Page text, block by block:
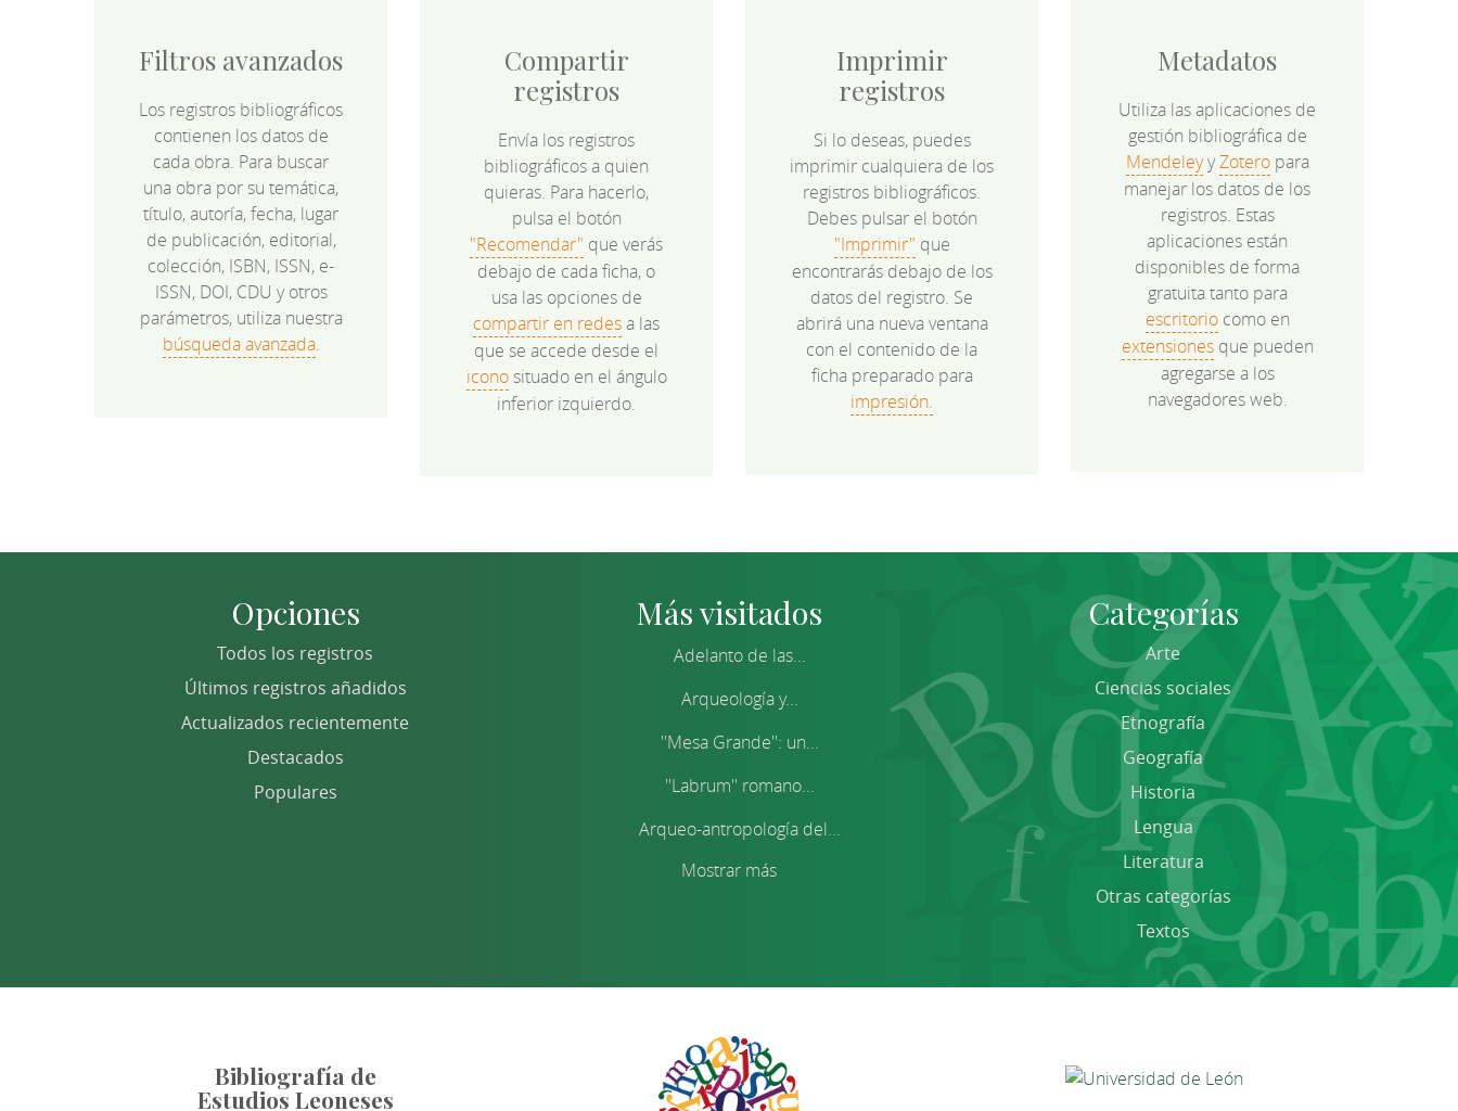
Filtros avanzados
Los registros bibliográficos
contienen los datos de
cada obra. Para buscar
una obra por su temática,
título, autoría, fecha, lugar
de publicación, editorial,
colección, ISBN, ISSN, e-
ISSN, DOI, CDU y otros
parámetros, utiliza nuestra
búsqueda avanzada.
Compartir
registros
Envía los registros
bibliográficos a quien
quieras. Para hacerlo,
pulsa el botón
"Recomendar" que verás
debajo de cada ficha, o
usa las opciones de
compartir en redesa las
que se accede desde el
iconosituado en el ángulo
inferior izquierdo.
Imprimir
registros
Si lo deseas, puedes
imprimir cualquiera de los
registros bibliográficos.
Debes pulsar el botón
"Imprimir" que
encontrarás debajo de los
datos del registro. Se
abrirá una nueva ventana
con el contenido de la
ficha preparado para
impresión.
Metadatos
Utiliza las aplicaciones de
gestión bibliográfica de
MendeleyyZoteropara
manejar los datos de los
registros. Estas
aplicaciones están
disponibles de forma
gratuita tanto para
escritoriocomo en
extensionesque pueden
agregarse a los
navegadores web.
Opciones
Todos los registros
Últimos registros añadidos
Actualizados recientemente
Destacados
Populares
Más visitados
Adelanto de las...
Arqueología y...
''Mesa Grande'': un...
''Labrum'' romano...
Arqueo-antropología del...
Mostrar más
Categorías
Arte
Ciencias sociales
Etnografía
Geografía
Historia
Lengua
Literatura
Otras categorías
Textos
Bibliografía de
Estudios Leoneses